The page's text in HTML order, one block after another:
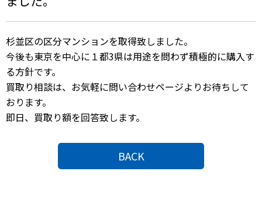
杉並区の区分マンションを取得致しました。
今後も東京を中心に１都3県は用途を問わず積極的に購入す
る方針です。
買取り相談は、お気軽に問い合わせページよりお待ちして
おります。
即日、買取り額を回答致します。
BACK